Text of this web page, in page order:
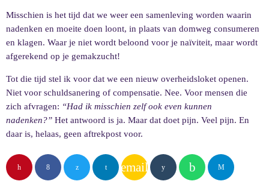
Misschien is het tijd dat we weer een samenleving worden waarin
nadenken en moeite doen loont, in plaats van domweg consumeren
en klagen. Waar je niet wordt beloond voor je naïviteit, maar wordt
afgerekend op je gemakzucht!
Tot die tijd stel ik voor dat we een nieuw overheidsloket openen.
Niet voor schuldsanering of compensatie. Nee. Voor mensen die
zich afvragen: “Had ik misschien zelf ook even kunnen
nadenken?” Het antwoord is ja. Maar dat doet pijn. Veel pijn. En
daar is, helaas, geen aftrekpost voor.
email